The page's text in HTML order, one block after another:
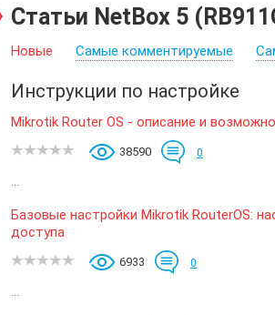
Статьи NetBox 5
Новые Самые комментируемые
Инструкции по настройке
Mikrotik Router OS - описание и
38590 0
Базовые настройки Mikrotik RouterOS:
доступа
6933 0